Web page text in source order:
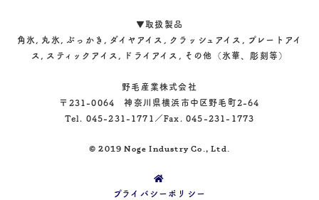
▼取扱製品
角氷, 丸氷, ぶっかき, ダイヤアイス, クラッシュアイス, プレートアイ
ス, スティックアイス, ドライアイス, その他（氷華、彫刻等）
野毛産業株式会社
〒231-0064 神奈川県横浜市中区野毛町2-64
Tel. 045-231-1771／Fax. 045-231-1773
© 2019 Noge Industry Co., Ltd.
プライバシーポリシー